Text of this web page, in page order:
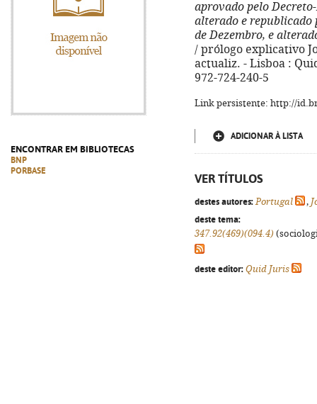
ENCONTRAR EM BIBLIOTECAS
BNP
PORBASE
aprovado pelo
alterado e republicado
de Dezembro, e
/ prólogo explicativo
actualiz. - Lisboa :
972-724-240-5
Link persistente: http://
ADICIONAR À LISTA
VER TÍTULOS
destes autores: Portugal ,
deste tema:
347.92(469)(094.4)
deste editor: Quid Juris